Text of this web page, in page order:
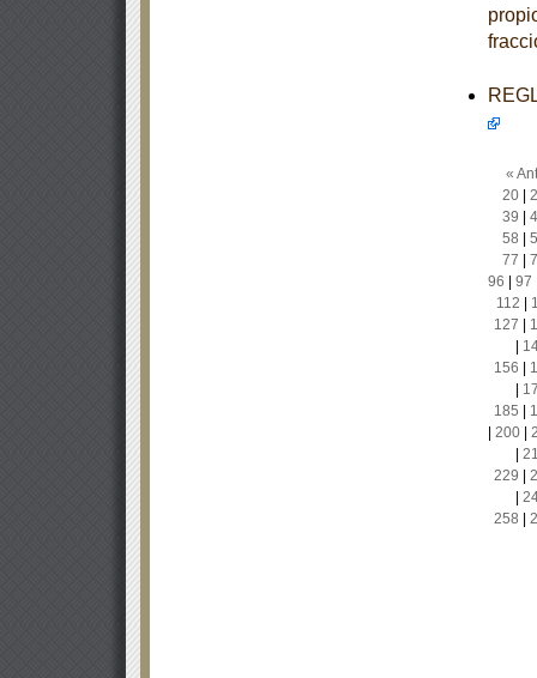
«
20|
39
58
77
96
97
112
127
156
185
200|
229
258